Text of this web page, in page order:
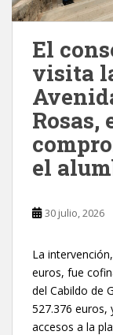
El
visita
Rosas,
el
30 julio, 2026
La
euros, fue
del Cabildo de
527.376 euros,
accesos a la